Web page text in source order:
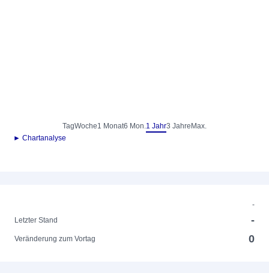
TagWoche1 Monat6 Mon.1 Jahr3 Jahre Max.
► Chartanalyse
-
Letzter Stand
-
Veränderung zum Vortag 0